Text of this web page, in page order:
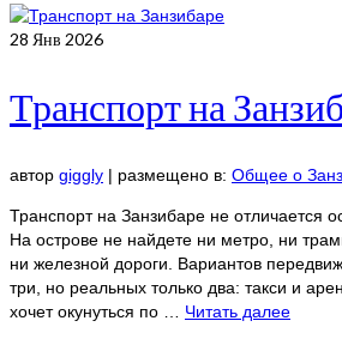
28 Янв 2026
Транспорт на
автор giggly | размещено в: Общее о
Транспорт на Занзибаре не отличается
На острове не найдете ни метро, ни
ни железной дороги. Вариантов
три, но реальных только два: такси и
хочет окунуться по … Читать далее